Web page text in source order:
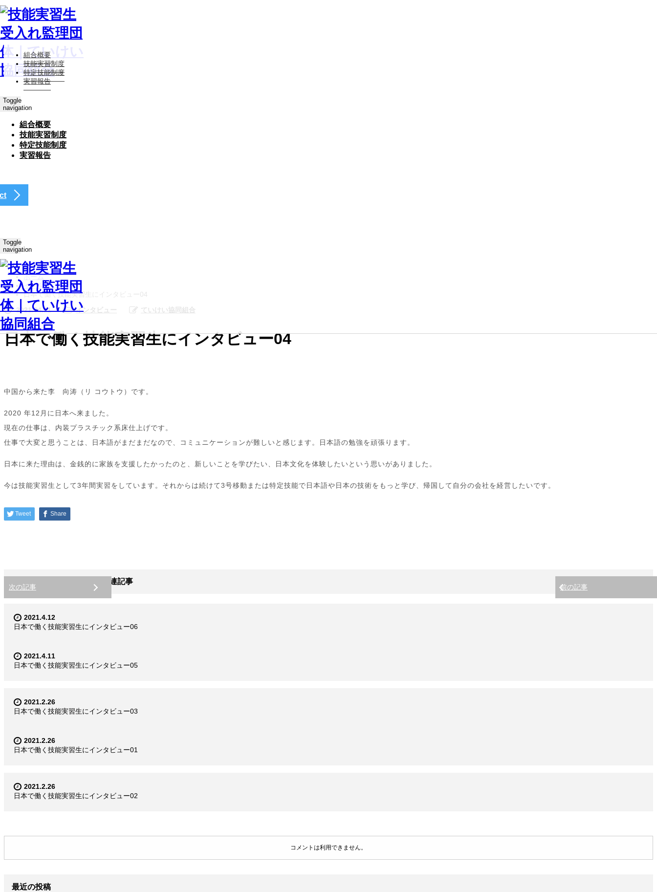
Toggle
navigation
組合概要
技能実習制度
特定技能制度
実習報告
Toggle
navigation
組合概要
技能実習制度
特定技能制度
実習報告
ホーム
インタビュー
日本で働く技能実習生にインタビュー04
2021.04.11
インタビュー ていけい協同組合
日本で働く技能実習生にインタビュー04
中国から来た李 向涛（リ コウトウ）です。
2020 年12月に日本へ来ました。
現在の仕事は、内装プラスチック系床仕上げです。
仕事で大変と思うことは、日本語がまだまだなので、コミュニケーションが難しいと感じます。日本語の勉強を頑張ります。
日本に来た理由は、金銭的に家族を支援したかったのと、新しいことを学びたい、日本文化を体験したいという思いがありました。
今は技能実習生として3年間実習をしています。それからは続けて3号移動または特定技能で日本語や日本の技術をもっと学び、帰国して自分の会社を経営したいです。
Tweet Share
前の記事
次の記事
関連記事
2021.4.12
日本で働く技能実習生にインタビュー06
2021.4.11
日本で働く技能実習生にインタビュー05
2021.2.26
日本で働く技能実習生にインタビュー03
2021.2.26
日本で働く技能実習生にインタビュー01
2021.2.26
日本で働く技能実習生にインタビュー02
コメントは利用できません。
最近の投稿